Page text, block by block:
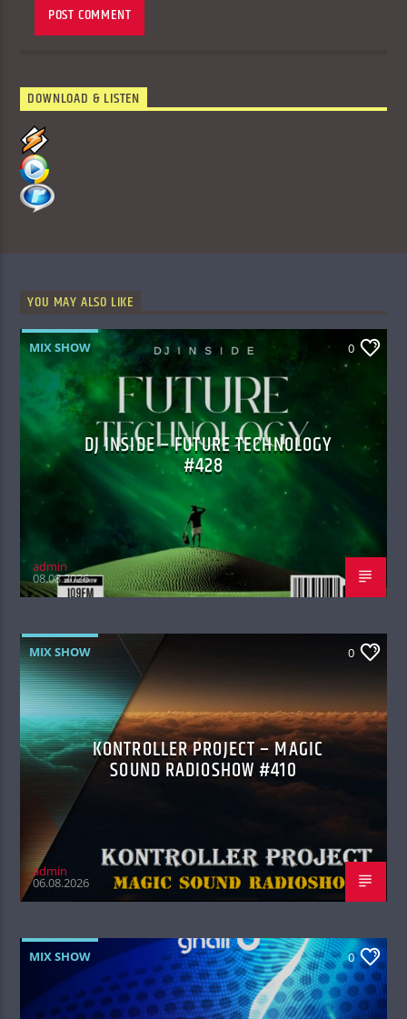
DOWNLOAD & LISTEN
YOU MAY ALSO LIKE
MIX SHOW 0
DJ INSIDE – FUTURE TECHNOLOGY
#428
admin
08.08.2026
MIX SHOW 0
KONTROLLER PROJECT – MAGIC
SOUND RADIOSHOW #410
admin
06.08.2026
MIX SHOW 0